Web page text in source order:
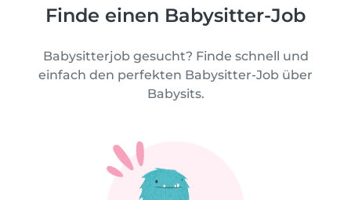
Finde einen Babysitter-Job
Babysitterjob gesucht? Finde schnell und
einfach den perfekten Babysitter-Job über
Babysits.